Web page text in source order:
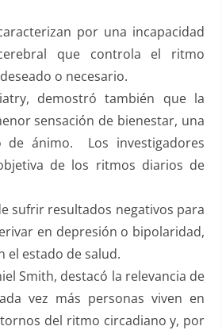
por una incapacidad
que controla el ritmo
o necesario.
demostró también que la
sensación de bienestar, una
de ánimo. Los investigadores
de los ritmos diarios de
sufrir resultados negativos para
en depresión o bipolaridad,
el estado de salud.
Smith, destacó la relevancia de
vez más personas viven en
del ritmo circadiano y, por